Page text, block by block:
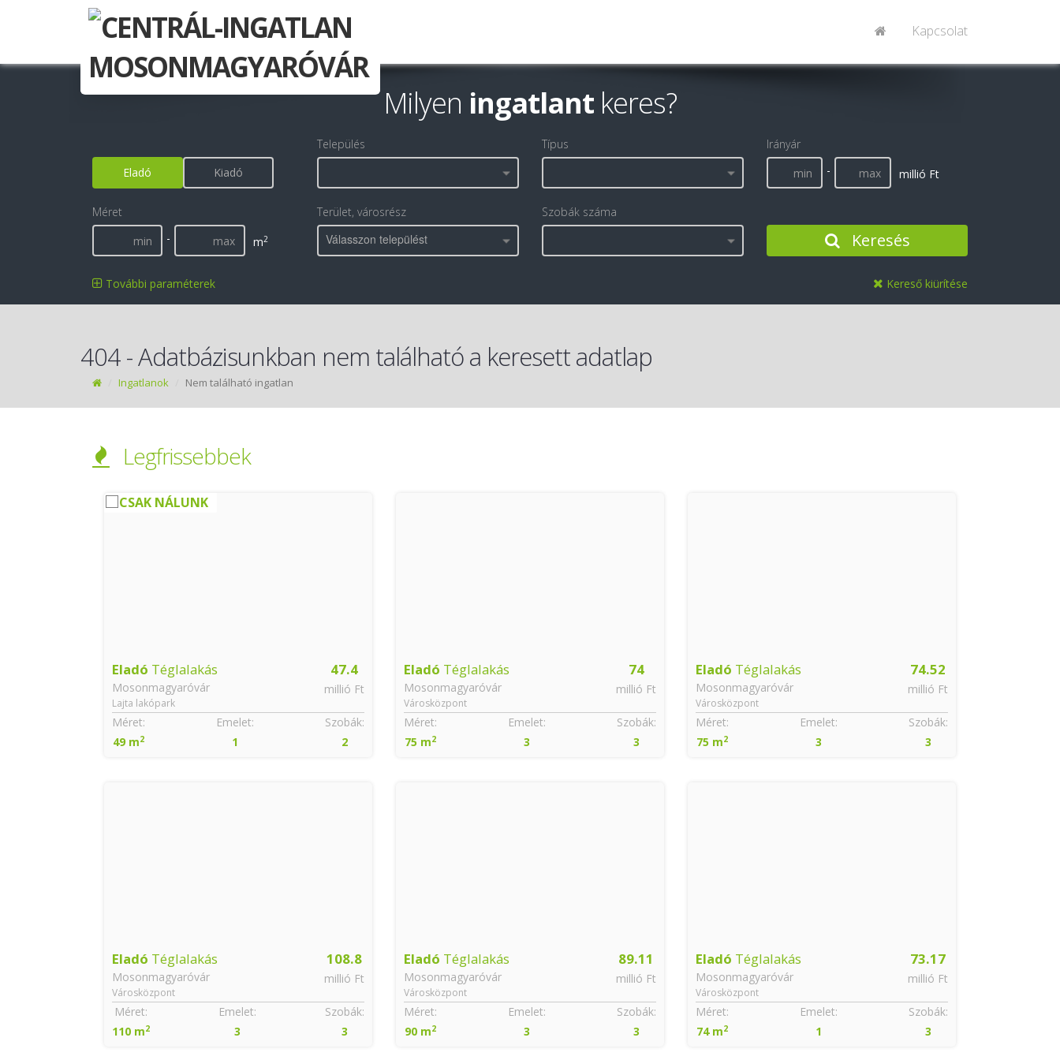
Kapcsolat
Milyen ingatlant keres?
Eladó Kiadó
Település Típus
Irányár
-
millió Ft
Méret
-
m2
Terület, városrész
Válasszon települést
Szobák száma
Keresés
További paraméterek Kereső kiürítése
404 - Adatbázisunkban nem található a keresett adatlap
Ingatlanok Nem található ingatlan
Legfrissebbek
CSAK NÁLUNK
47.4
millió Ft
Eladó Téglalakás
Mosonmagyaróvár
Lajta lakópark
Szobák:
2
Méret:
49 m2
Emelet:
1
108.8
millió Ft
Eladó Téglalakás
Mosonmagyaróvár
Városközpont
Szobák:
3
Méret:
110 m2
Emelet:
3
74
millió Ft
Eladó Téglalakás
Mosonmagyaróvár
Városközpont
Szobák:
3
Méret:
75 m2
Emelet:
3
89.11
millió Ft
Eladó Téglalakás
Mosonmagyaróvár
Városközpont
Szobák:
3
Méret:
90 m2
Emelet:
3
74.52
millió Ft
Eladó Téglalakás
Mosonmagyaróvár
Városközpont
Szobák:
3
Méret:
75 m2
Emelet:
3
73.17
millió Ft
Eladó Téglalakás
Mosonmagyaróvár
Városközpont
Szobák:
3
Méret:
74 m2
Emelet:
1